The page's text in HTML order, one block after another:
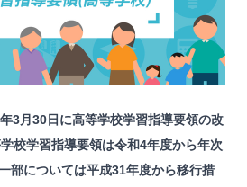
3月30日に高等学校学習指導要領の改
校学習指導要領は令和4年度から年次
部については平成31年度から移行措